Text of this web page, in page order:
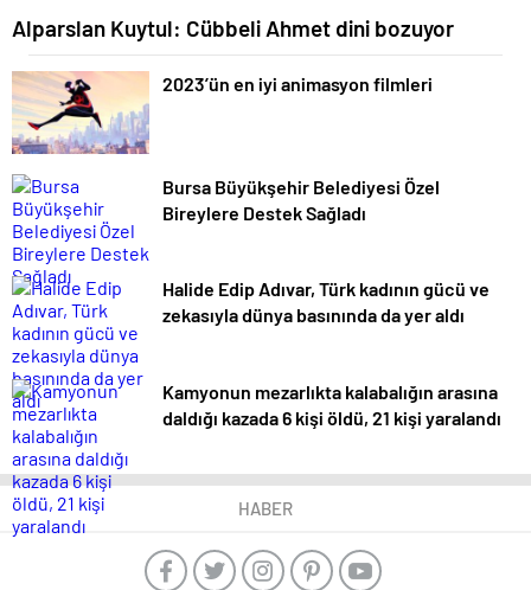
Alparslan Kuytul: Cübbeli Ahmet dini bozuyor
2023’ün en iyi animasyon filmleri
Bursa Büyükşehir Belediyesi Özel
Bireylere Destek Sağladı
Halide Edip Adıvar, Türk kadının gücü ve
zekasıyla dünya basınında da yer aldı
Kamyonun mezarlıkta kalabalığın arasına
daldığı kazada 6 kişi öldü, 21 kişi yaralandı
HABER